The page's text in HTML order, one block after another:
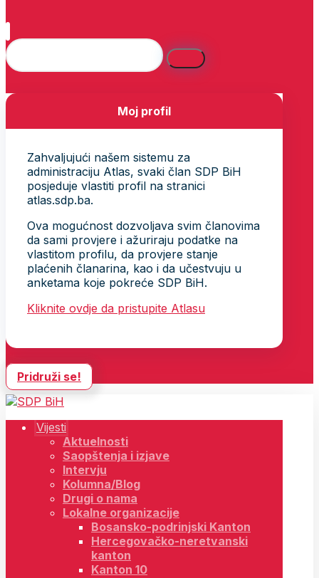
Moj profil
Zahvaljujući našem sistemu za
administraciju Atlas, svaki član SDP BiH
posjeduje vlastiti profil na stranici
atlas.sdp.ba.
Ova mogućnost dozvoljava svim članovima
da sami provjere i ažuriraju podatke na
vlastitom profilu, da provjere stanje
plaćenih članarina, kao i da učestvuju u
anketama koje pokreće SDP BiH.
Kliknite ovdje da pristupite Atlasu
Pridruži se!
Vijesti
Aktuelnosti
Saopštenja i izjave
Intervju
Kolumna/Blog
Drugi o nama
Lokalne organizacije
Bosansko-podrinjski Kanton
Hercegovačko-neretvanski
kanton
Kanton 10